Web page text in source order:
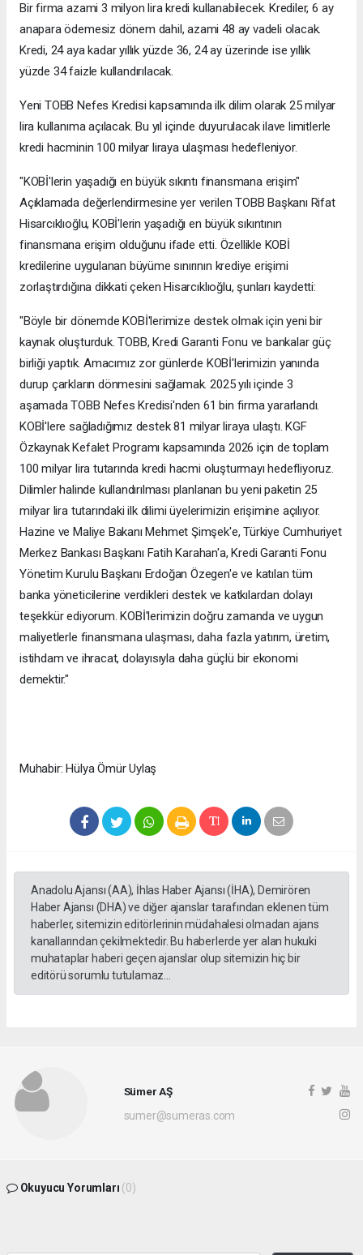
Bir firma azami 3 milyon lira kredi kullanabilecek. Krediler, 6 ay
anapara ödemesiz dönem dahil, azami 48 ay vadeli olacak.
Kredi, 24 aya kadar yıllık yüzde 36, 24 ay üzerinde ise yıllık
yüzde 34 faizle kullandırılacak.
Yeni TOBB Nefes Kredisi kapsamında ilk dilim olarak 25 milyar
lira kullanıma açılacak. Bu yıl içinde duyurulacak ilave limitlerle
kredi hacminin 100 milyar liraya ulaşması hedefleniyor.
"KOBİ'lerin yaşadığı en büyük sıkıntı finansmana erişim"
Açıklamada değerlendirmesine yer verilen TOBB Başkanı Rifat
Hisarcıklıoğlu, KOBİ'lerin yaşadığı en büyük sıkıntının
finansmana erişim olduğunu ifade etti. Özellikle KOBİ
kredilerine uygulanan büyüme sınırının krediye erişimi
zorlaştırdığına dikkati çeken Hisarcıklıoğlu, şunları kaydetti:
"Böyle bir dönemde KOBİ'lerimize destek olmak için yeni bir
kaynak oluşturduk. TOBB, Kredi Garanti Fonu ve bankalar güç
birliği yaptık. Amacımız zor günlerde KOBİ'lerimizin yanında
durup çarkların dönmesini sağlamak. 2025 yılı içinde 3
aşamada TOBB Nefes Kredisi'nden 61 bin firma yararlandı.
KOBİ'lere sağladığımız destek 81 milyar liraya ulaştı. KGF
Özkaynak Kefalet Programı kapsamında 2026 için de toplam
100 milyar lira tutarında kredi hacmi oluşturmayı hedefliyoruz.
Dilimler halinde kullandırılması planlanan bu yeni paketin 25
milyar lira tutarındaki ilk dilimi üyelerimizin erişimine açılıyor.
Hazine ve Maliye Bakanı Mehmet Şimşek'e, Türkiye Cumhuriyet
Merkez Bankası Başkanı Fatih Karahan'a, Kredi Garanti Fonu
Yönetim Kurulu Başkanı Erdoğan Özegen'e ve katılan tüm
banka yöneticilerine verdikleri destek ve katkılardan dolayı
teşekkür ediyorum. KOBİ'lerimizin doğru zamanda ve uygun
maliyetlerle finansmana ulaşması, daha fazla yatırım, üretim,
istihdam ve ihracat, dolayısıyla daha güçlü bir ekonomi
demektir."
Muhabir: Hülya Ömür Uylaş
Anadolu Ajansı (AA), İhlas Haber Ajansı (İHA), Demirören
Haber Ajansı (DHA) ve diğer ajanslar tarafından eklenen tüm
haberler, sitemizin editörlerinin müdahalesi olmadan ajans
kanallarından çekilmektedir. Bu haberlerde yer alan hukuki
muhataplar haberi geçen ajanslar olup sitemizin hiç bir
editörü sorumlu tutulamaz...
Sümer AŞ
sumer@sumeras.com
Okuyucu Yorumları (0)